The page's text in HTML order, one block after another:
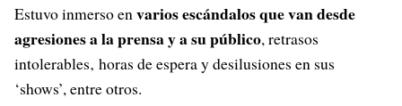
Estuvo inmerso en varios escándalos que van desde
agresiones a la prensa y a su público, retrasos
intolerables‚ horas de espera y desilusiones en sus
‘shows’, entre otros.